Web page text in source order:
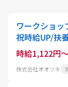
ワークショ
祝時給UP/扶
迎!/東舞鶴店
時給1,122円
株式会社オオツキ